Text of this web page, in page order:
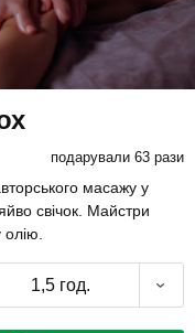
подарували 63 рази
масажу у
свічок. Майстри
олію.
1,5 год.